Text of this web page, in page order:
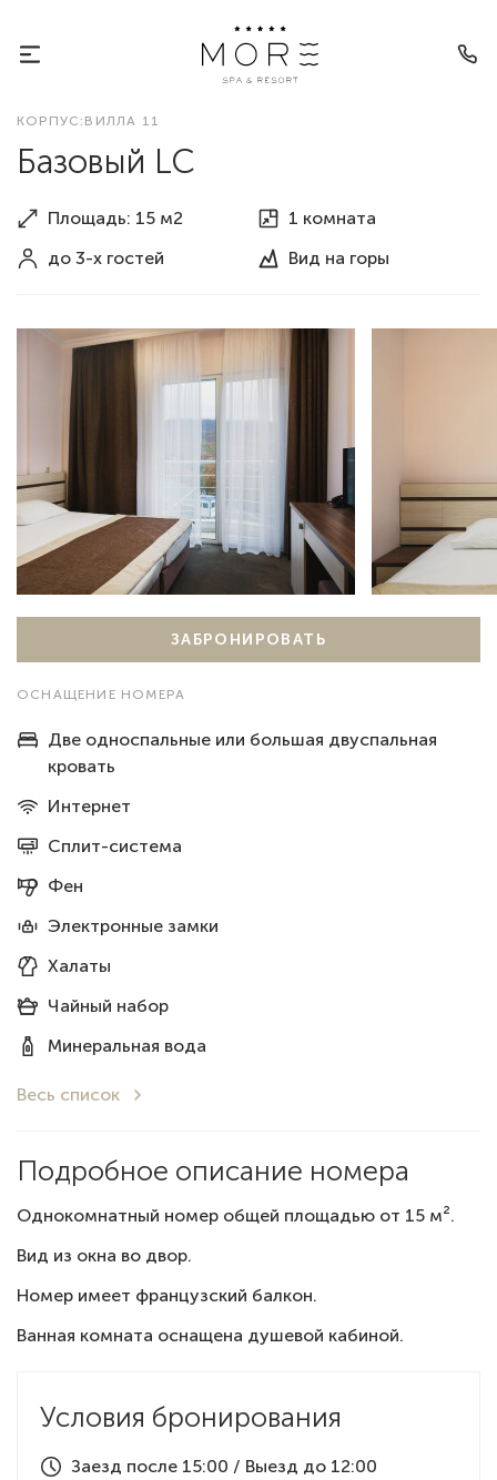
КОРПУС:ВИЛЛА 11
Базовый LC
Площадь: 15 м2
1 комната
до 3-х гостей
Вид на горы
ЗАБРОНИРОВАТЬ
ОСНАЩЕНИЕ НОМЕРА
Две односпальные или большая двуспальная
кровать
Интернет
Сплит-система
Фен
Электронные замки
Халаты
Чайный набор
Минеральная вода
Весь список
Подробное описание номера
Однокомнатный номер общей площадью от 15 м².
Вид из окна во двор.
Номер имеет французский балкон.
Ванная комната оснащена душевой кабиной.
Условия бронирования
Заезд после 15:00 / Выезд до 12:00